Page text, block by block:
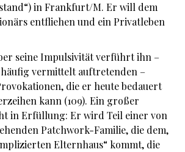
in Frankfurt/M. Er will dem
entfliehen und ein Privatleben
seine Impulsivität verführt ihn –
vermittelt auftretenden –
die er heute bedauert
kann (109). Ein großer
in Erfüllung: Er wird Teil einer von
Patchwork-Familie, die dem,
Elternhaus“ kommt, die